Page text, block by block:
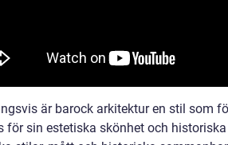
är barock arkitektur en stil som
för sin estetiska skönhet och